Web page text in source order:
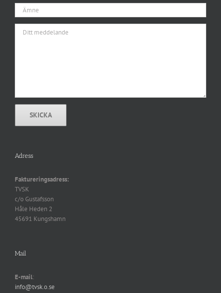
Adress
Faktureringsadress:
TVSK
c/o Gustafsson
Håle Heden 2
45691 Kungshamn
Mail
E-mail:
info@tvsk.o.se